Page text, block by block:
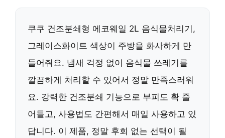
쿠쿠 건조분쇄형 에코웨일 2L 음식물처리기,
그레이스화이트 색상이 주방을 화사하게 만
들어줘요. 냄새 걱정 없이 음식물 쓰레기를
깔끔하게 처리할 수 있어서 정말 만족스러워
요. 강력한 건조분쇄 기능으로 부피도 확 줄
어들고, 사용법도 간편해서 매일 사용하고 있
답니다. 이 제품, 정말 후회 없는 선택이 될